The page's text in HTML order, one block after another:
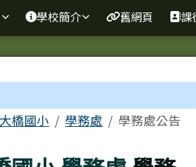
網
學校簡介 舊網頁 課
容區域
大橋國小 學務處 學務處公告